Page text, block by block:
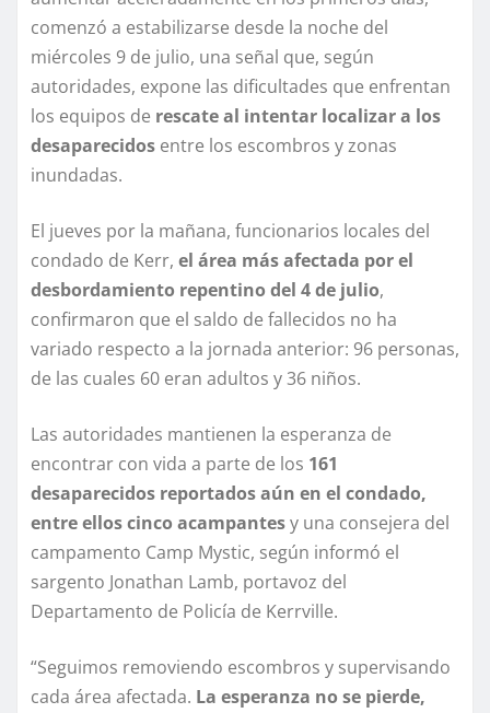
comenzó a estabilizarse desde la noche del
miércoles 9 de julio, una señal que, según
autoridades, expone las dificultades que enfrentan
los equipos de rescate al intentar localizar a los
desaparecidos entre los escombros y zonas
inundadas.
El jueves por la mañana, funcionarios locales del
condado de Kerr, el área más afectada por el
desbordamiento repentino del 4 de julio,
confirmaron que el saldo de fallecidos no ha
variado respecto a la jornada anterior: 96 personas,
de las cuales 60 eran adultos y 36 niños.
Las autoridades mantienen la esperanza de
encontrar con vida a parte de los 161
desaparecidos reportados aún en el condado,
entre ellos cinco acampantesy una consejera del
campamento Camp Mystic, según informó el
sargento Jonathan Lamb, portavoz del
Departamento de Policía de Kerrville.
“Seguimos removiendo escombros y supervisando
cada área afectada. La esperanza no se pierde,